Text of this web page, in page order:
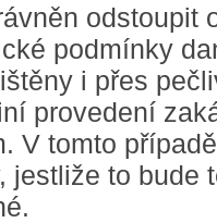
odstoupit
podmínky
i přes
provedení
V tomto
jestliže to bude